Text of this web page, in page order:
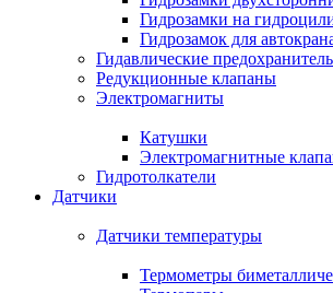
Гидрозамки на
Гидрозамок для
Гидавлические
Редукционные клапаны
Электромагниты
Катушки
Электромагнитные
Гидротолкатели
Датчики
Датчики температуры
Термометры